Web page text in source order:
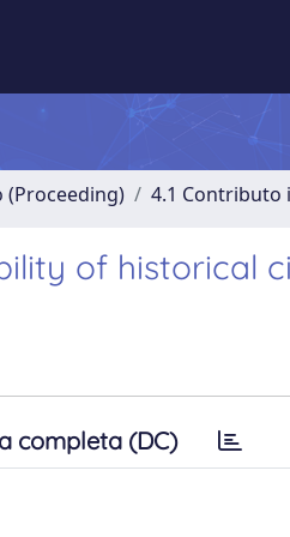
(Proceeding) 4.1 Contributo
of historical
completa (DC)